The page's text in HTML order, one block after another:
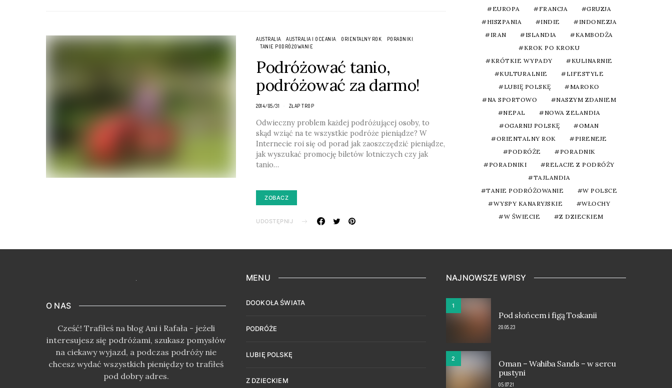
AUSTRALIA AUSTRALIA I OCEANIA ORIENTALNY ROK
PORADNIKI
TANIE PODRÓŻOWANIE
Podróżować tanio,
podróżować za darmo!
2014/05/31 ZŁAP TROP
Odwieczny problem każdej podróżującej osoby, to
skąd wziąć na te wszystkie podróże pieniądze? W
Internecie roi się od porad jak zaoszczędzić pieniądze,
jak wyszukać promocję biletów lotniczych czy jak
tanio…
ZOBACZ
UDOSTĘPNIJ
EUROPA
FRANCJA
GRUZJA
HISZPANIA
INDIE
INDONEZJA
IRAN
ISLANDIA
KAMBODŻA
KROK PO KROKU
KRÓTKIE WYPADY
KULINARNIE
KULTURALNIE
LIFESTYLE
LUBIĘ POLSKĘ
MAROKO
NA SPORTOWO
NASZYM ZDANIEM
NEPAL
NOWA ZELANDIA
OGARNIJ POLSKĘ
OMAN
ORIENTALNY ROK
PIRENEJE
PODRÓŻE
PORADNIK
PORADNIKI
RELACJE Z PODRÓŻY
TAJLANDIA
TANIE PODRÓŻOWANIE
W POLSCE
WYSPY KANARYJSKIE
WŁOCHY
W ŚWIECIE
Z DZIECKIEM
O NAS
Cześć! Trafiłeś na blog Ani i Rafała - jeżeli
interesujesz się podróżami, szukasz pomysłów
na ciekawy wyjazd, a podczas podróży nie
chcesz wydać wszystkich pieniędzy to trafiłeś
pod dobry adres.
MENU
DOOKOŁA ŚWIATA
PODRÓŻE
LUBIĘ POLSKĘ
Z DZIECKIEM
NAJNOWSZE WPISY
1
Pod słońcem i figą Toskanii
20.05.23
2
Oman – Wahiba Sands – w sercu
pustyni
05.07.21